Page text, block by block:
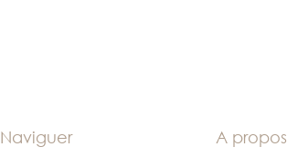
Naviguer A propos